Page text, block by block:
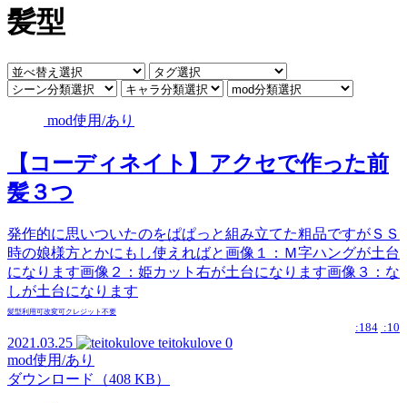
髪型
mod使用/あり
【コーディネイト】アクセで作った前
髪３つ
発作的に思いついたのをぱぱっと組み立てた粗品ですがＳＳ
時の娘様方とかにもし使えればと画像１：Ｍ字ハングが土台
になります画像２：姫カット右が土台になります画像３：な
しが土台になります
髪型利用可改変可クレジット不要
:184 :10
2021.03.25 teitokulove 0
mod使用/あり
ダウンロード（408 KB）